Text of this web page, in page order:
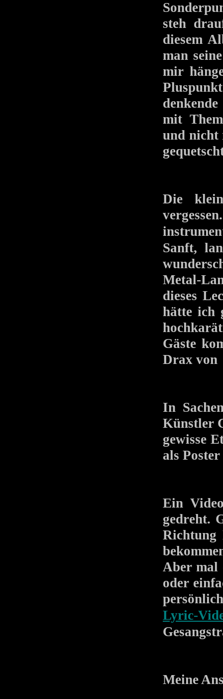
steh
diesem
man
mir
mit
und nicht
Die
Sanft,
Metal-
dieses
hätte ich
Gäste
Drax
In
Künstler
gewisse
als
Ein
gedreht.
Richtung
Aber mal
oder
Lyric-
Meine